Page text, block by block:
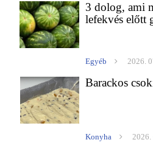
3 dolog, ami
lefekvés előtt
Egyéb 2026.
Barackos
Konyha 2026.